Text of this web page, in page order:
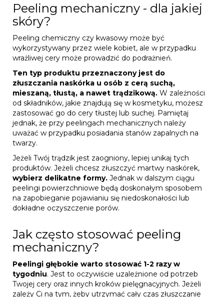
Peeling mechaniczny - dla jakiej
skóry?
Peeling chemiczny czy kwasowy może być
wykorzystywany przez wiele kobiet, ale w przypadku
wrażliwej cery może prowadzić do podrażnień.
Ten typ produktu przeznaczony jest do
złuszczania naskórka u osób z cerą suchą,
mieszaną, tłustą, a nawet trądzikową. W zależności
od składników, jakie znajdują się w kosmetyku, możesz
zastosować go do cery tłustej lub suchej. Pamiętaj
jednak, że przy peelingach mechanicznych należy
uważać w przypadku posiadania stanów zapalnych na
twarzy.
Jeżeli Twój trądzik jest zaogniony, lepiej unikaj tych
produktów. Jeżeli chcesz złuszczyć martwy naskórek,
wybierz delikatne formy. Jednak w dalszym ciągu
peelingi powierzchniowe będą doskonałym sposobem
na zapobieganie pojawianiu się niedoskonałości lub
dokładne oczyszczenie porów.
Jak często stosować peeling
mechaniczny?
Peelingi głębokie warto stosować 1-2 razy w
tygodniu. Jest to oczywiście uzależnione od potrzeb
Twojej cery oraz innych kroków pielęgnacyjnych. Jeżeli
zależy Ci na tym, żeby utrzymać cały czas złuszczanie